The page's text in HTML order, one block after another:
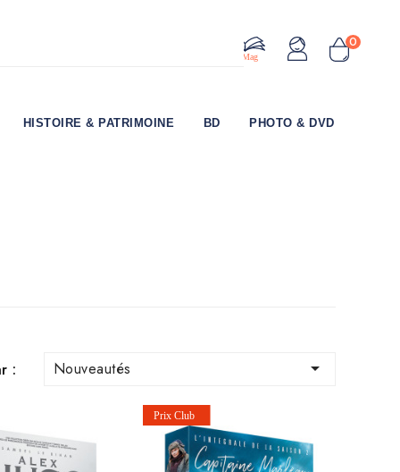
0
Le Mag
HISTOIRE & PATRIMOINE BD PHOTO & DVD
: Nouveautés 